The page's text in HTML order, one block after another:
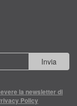
Invia
la newsletter di
Policy